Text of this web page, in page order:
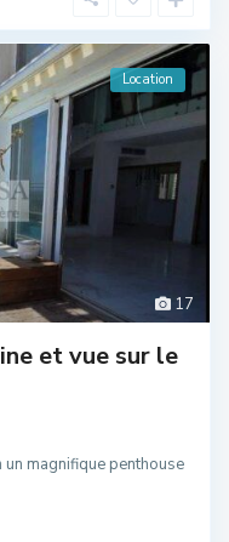
17
Location
et vue sur le
magnifique penthouse